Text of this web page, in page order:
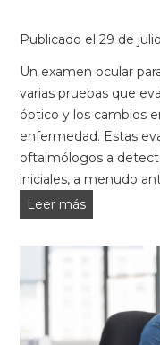
Publicado el29 de
Un examen ocular
varias pruebas que
óptico y los cambios
enfermedad. Estas
oftalmólogos a
iniciales, a menudo
Leer másPruebas
glaucoma:
durante
un